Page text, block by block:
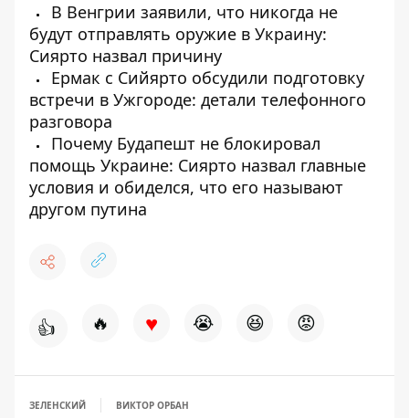
В Венгрии заявили, что никогда не
будут отправлять оружие в Украину:
Сиярто назвал причину
Ермак с Сийярто обсудили подготовку
встречи в Ужгороде: детали телефонного
разговора
Почему Будапешт не блокировал
помощь Украине: Сиярто назвал главные
условия и обиделся, что его называют
другом путина
👍 🔥 ♥ 😭 😆 😡
ЗЕЛЕНСКИЙ ВИКТОР ОРБАН